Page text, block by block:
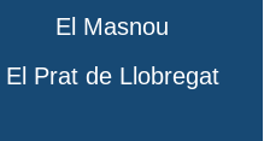
El Masnou
El Prat de Llobregat